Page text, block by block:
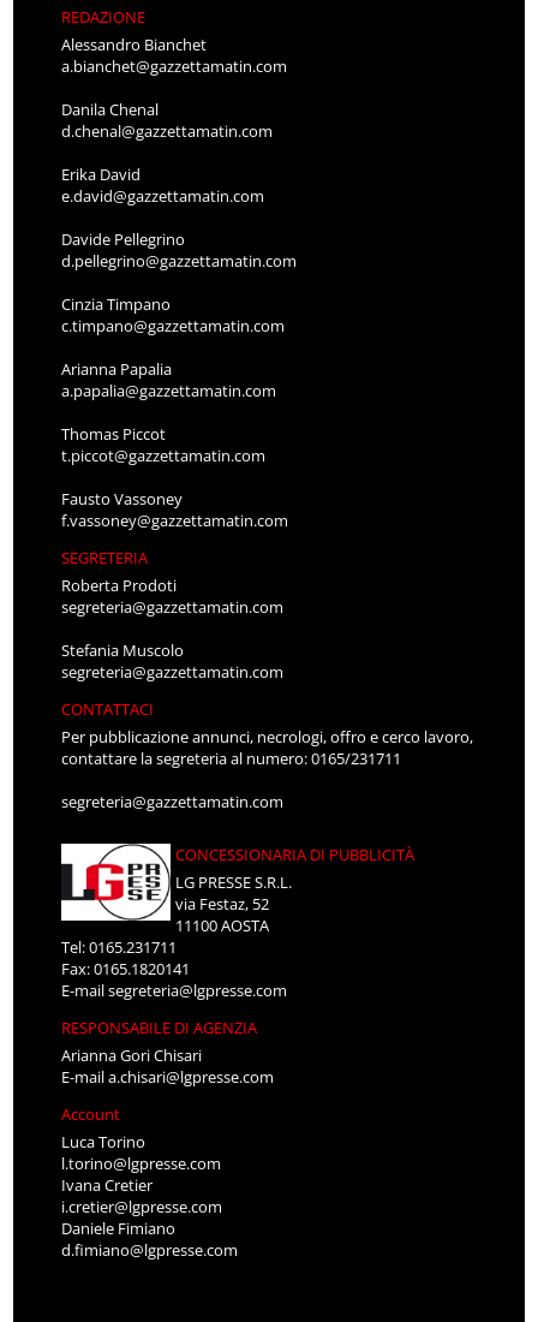
REDAZIONE
Alessandro Bianchet
a.bianchet@gazzettamatin.com
Danila Chenal
d.chenal@gazzettamatin.com
Erika David
e.david@gazzettamatin.com
Davide Pellegrino
d.pellegrino@gazzettamatin.com
Cinzia Timpano
c.timpano@gazzettamatin.com
Arianna Papalia
a.papalia@gazzettamatin.com
Thomas Piccot
t.piccot@gazzettamatin.com
Fausto Vassoney
f.vassoney@gazzettamatin.com
SEGRETERIA
Roberta Prodoti
segreteria@gazzettamatin.com
Stefania Muscolo
segreteria@gazzettamatin.com
CONTATTACI
Per pubblicazione annunci, necrologi, offro e cerco lavoro,
contattare la segreteria al numero: 0165/231711
segreteria@gazzettamatin.com
CONCESSIONARIA DI PUBBLICITÀ
LG PRESSE S.R.L.
via Festaz, 52
11100 AOSTA
Tel: 0165.231711
Fax: 0165.1820141
E-mailsegreteria@lgpresse.com
RESPONSABILE DI AGENZIA
Arianna Gori Chisari
E-maila.chisari@lgpresse.com
Account
Luca Torino
l.torino@lgpresse.com
Ivana Cretier
i.cretier@lgpresse.com
Daniele Fimiano
d.fimiano@lgpresse.com